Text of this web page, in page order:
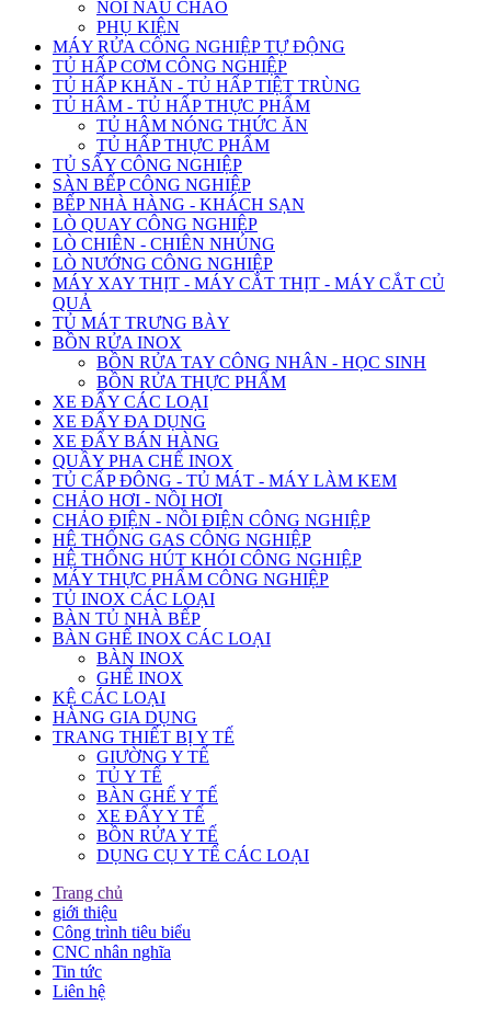
NỒI NẤU CHÁO
PHỤ KIỆN
MÁY RỬA CÔNG NGHIỆP TỰ ĐỘNG
TỦ HẤP CƠM CÔNG NGHIỆP
TỦ HẤP KHĂN - TỦ HẤP TIỆT TRÙNG
TỦ HÂM - TỦ HẤP THỰC PHẨM
TỦ HÂM NÓNG THỨC ĂN
TỦ HẤP THỰC PHẨM
TỦ SẤY CÔNG NGHIỆP
SÀN BẾP CÔNG NGHIỆP
BẾP NHÀ HÀNG - KHÁCH SẠN
LÒ QUAY CÔNG NGHIỆP
LÒ CHIÊN - CHIÊN NHÚNG
LÒ NƯỚNG CÔNG NGHIỆP
MÁY XAY THỊT - MÁY CẮT THỊT - MÁY CẮT CỦ
QUẢ
TỦ MÁT TRƯNG BÀY
BỒN RỬA INOX
BỒN RỬA TAY CÔNG NHÂN - HỌC SINH
BỒN RỬA THỰC PHẨM
XE ĐẨY CÁC LOẠI
XE ĐẨY ĐA DỤNG
XE ĐẨY BÁN HÀNG
QUẦY PHA CHẾ INOX
TỦ CẤP ĐÔNG - TỦ MÁT - MÁY LÀM KEM
CHẢO HƠI - NỒI HƠI
CHẢO ĐIỆN - NỒI ĐIỆN CÔNG NGHIỆP
HỆ THỐNG GAS CÔNG NGHIỆP
HỆ THỐNG HÚT KHÓI CÔNG NGHIỆP
MÁY THỰC PHẨM CÔNG NGHIỆP
TỦ INOX CÁC LOẠI
BÀN TỦ NHÀ BẾP
BÀN GHẾ INOX CÁC LOẠI
BÀN INOX
GHẾ INOX
KỆ CÁC LOẠI
HÀNG GIA DỤNG
TRANG THIẾT BỊ Y TẾ
GIƯỜNG Y TẾ
TỦ Y TẾ
BÀN GHẾ Y TẾ
XE ĐẨY Y TẾ
BỒN RỬA Y TẾ
DỤNG CỤ Y TẾ CÁC LOẠI
Trang chủ
giới thiệu
Công trình tiêu biểu
CNC nhân nghĩa
Tin tức
Liên hệ